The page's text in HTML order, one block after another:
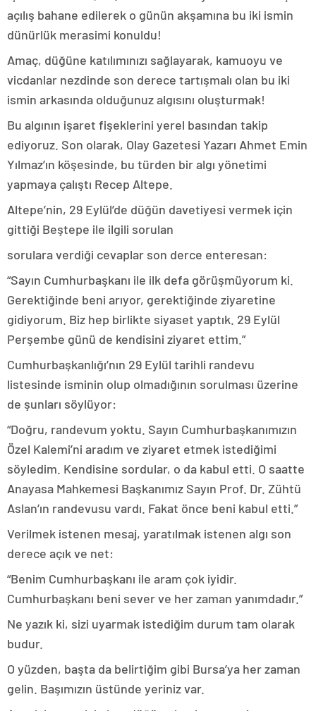
açılış bahane edilerek o günün akşamına bu iki ismin
dünürlük merasimi konuldu!
Amaç, düğüne katılımınızı sağlayarak, kamuoyu ve
vicdanlar nezdinde son derece tartışmalı olan bu iki
ismin arkasında olduğunuz algısını oluşturmak!
Bu algının işaret fişeklerini yerel basından takip
ediyoruz. Son olarak, Olay Gazetesi Yazarı Ahmet Emin
Yılmaz’ın köşesinde, bu türden bir algı yönetimi
yapmaya çalıştı Recep Altepe.
Altepe’nin, 29 Eylül’de düğün davetiyesi vermek için
gittiği Beştepe ile ilgili sorulan
sorulara verdiği cevaplar son derce enteresan:
“Sayın Cumhurbaşkanı ile ilk defa görüşmüyorum ki.
Gerektiğinde beni arıyor, gerektiğinde ziyaretine
gidiyorum. Biz hep birlikte siyaset yaptık. 29 Eylül
Perşembe günü de kendisini ziyaret ettim.”
Cumhurbaşkanlığı’nın 29 Eylül tarihli randevu
listesinde isminin olup olmadığının sorulması üzerine
de şunları söylüyor:
“Doğru, randevum yoktu. Sayın Cumhurbaşkanımızın
Özel Kalemi’ni aradım ve ziyaret etmek istediğimi
söyledim. Kendisine sordular, o da kabul etti. O saatte
Anayasa Mahkemesi Başkanımız Sayın Prof. Dr. Zühtü
Aslan’ın randevusu vardı. Fakat önce beni kabul etti.”
Verilmek istenen mesaj, yaratılmak istenen algı son
derece açık ve net:
“Benim Cumhurbaşkanı ile aram çok iyidir.
Cumhurbaşkanı beni sever ve her zaman yanımdadır.”
Ne yazık ki, sizi uyarmak istediğim durum tam olarak
budur.
O yüzden, başta da belirtiğim gibi Bursa’ya her zaman
gelin. Başımızın üstünde yeriniz var.